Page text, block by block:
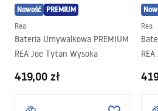
Nowość PREMIUM
Rea
Bateria Umywalkowa PREMIUM
REA Joe Tytan Wysoka
419,00 zł
Rea